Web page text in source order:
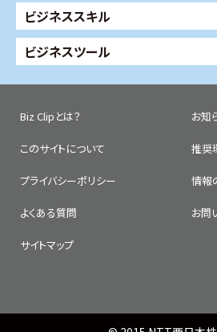
ビジネススキル
ビジネスツール
Biz Clipとは？ お知
このサイトについて 推奨
プライバシーポリシー 情報
よくある質問 お問
サイトマップ